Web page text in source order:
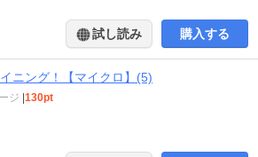
試し読み 購入する
ニング！【マイクロ】(5)
ジ |130pt